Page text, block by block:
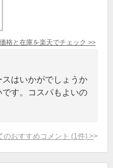
価格と在庫を楽天でチェック >>
はいかがでしょうか
す。コスパもよいの
のおすすめコメント (1 件) >